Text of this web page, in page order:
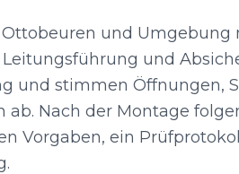
und Umgebung
und
und stimmen Öffnungen,
Nach der Montage
Vorgaben, ein